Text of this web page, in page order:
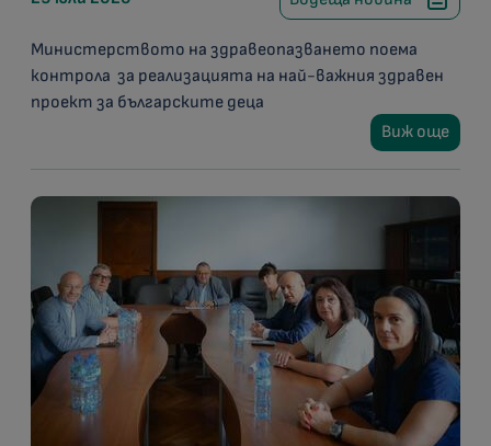
Министерството на здравеопазването поема
контрола за реализацията на най-важния здравен
проект за българските деца
Виж още